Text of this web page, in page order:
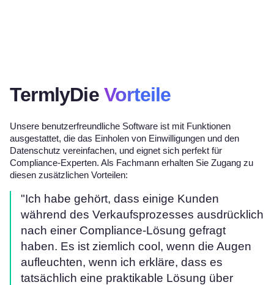
TermlyDie Vorteile
Unsere benutzerfreundliche Software ist mit Funktionen
ausgestattet, die das Einholen von Einwilligungen und den
Datenschutz vereinfachen, und eignet sich perfekt für
Compliance-Experten. Als Fachmann erhalten Sie Zugang zu
diesen zusätzlichen Vorteilen:
"Ich habe gehört, dass einige Kunden
während des Verkaufsprozesses ausdrücklich
nach einer Compliance-Lösung gefragt
haben. Es ist ziemlich cool, wenn die Augen
aufleuchten, wenn ich erkläre, dass es
tatsächlich eine praktikable Lösung über